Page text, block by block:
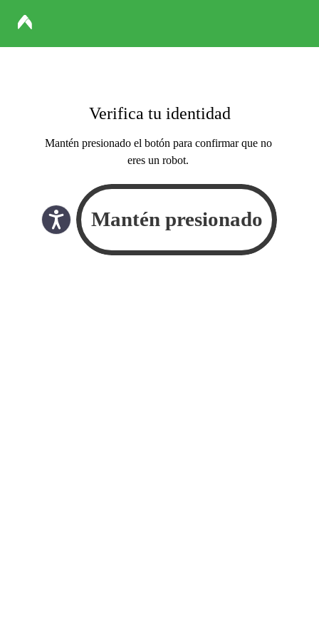
Verifica tu identidad
Mantén presionado el botón para confirmar que no
eres un robot.